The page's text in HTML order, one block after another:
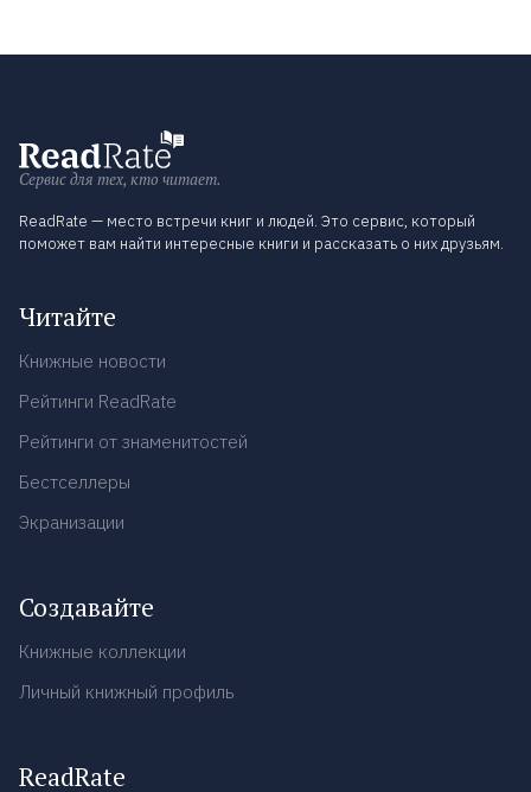
Сервис для тех, кто читает.
ReadRate — место встречи книг и людей. Это сервис, который
поможет вам найти интересные книги и рассказать о них друзьям.
Читайте
Книжные новости
Рейтинги ReadRate
Рейтинги от знаменитостей
Бестселлеры
Экранизации
Создавайте
Книжные коллекции
Личный книжный профиль
ReadRate